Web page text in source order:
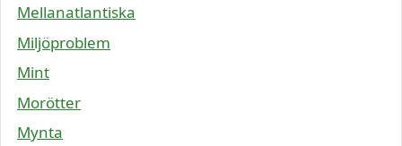
Mellanatlantiska
Miljöproblem
Mint
Morötter
Mynta